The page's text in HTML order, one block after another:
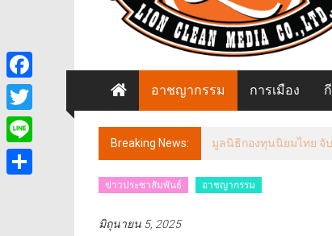
เซอร์
อาชญากรรม การเมือง
Breaking News:
ข่าวประชาสัมพันธ์ อาชญากรรม
มิถุนายน 5, 2025
Facebook
Twitter
Line